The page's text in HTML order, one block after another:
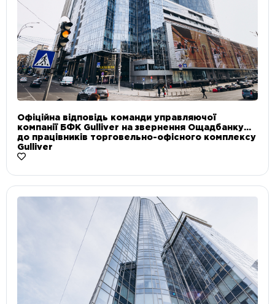
Офіційна відповідь команди управляючої
компанії БФК Gulliver на звернення Ощадбанку
до працівників торговельно-офісного комплексу
Gulliver